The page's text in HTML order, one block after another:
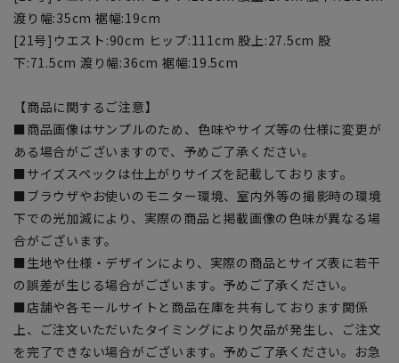
渡り幅:35cm 裾幅:19cm
[21号]ウエスト:90cm ヒップ:111cm 股上:27.5cm 股
下:71.5cm 渡り幅:36cm 裾幅:19.5cm
【商品に関するご注意】
■商品画像はサンプルのため、色味やサイズ等の仕様に変更が
ある場合がございますので、予めご了承ください。
■サイズスペックは仕上がりサイズを記載しております。
■ブラウザやお使いのモニター環境、室内外等の撮影時の環境
下での光加減により、実際の商品と掲載画像の色味が異なる場
合がございます。
■生地や仕様・デザインにより、実際の商品とサイズ表に若干
の誤差が生じる場合がございます。予めご了承ください。
■店舗や各モールサイトと商品在庫を共有しております関係
上、ご注文いただいたタイミングにより欠品が発生し、ご注文
を完了できない場合がございます。予めご了承ください。お急